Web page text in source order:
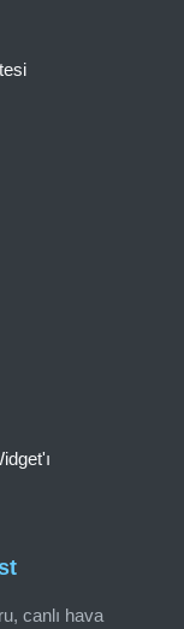
canlı hava